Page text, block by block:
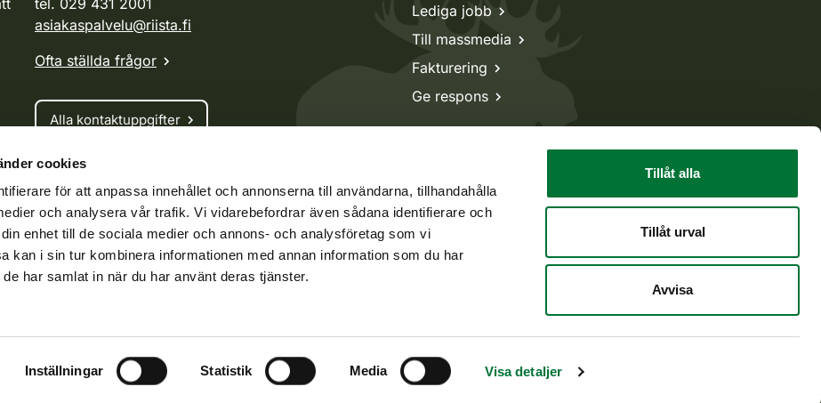
cookies
för att anpassa innehållet och annonserna till användarna, tillhandahålla
och analysera vår trafik. Vi vidarebefordrar även sådana identifierare och
enhet till de sociala medier och annons- och analysföretag som vi
kan i sin tur kombinera informationen med annan information som du har
har samlat in när du har använt deras tjänster.
Inställningar Statistik Media Visa detaljer
Tillåt alla
Tillåt urval
Avvisa
tel. 029 431 2001
asiakaspalvelu@riista.fi
Ofta ställda frågor
Alla kontaktuppgifter
Jaktkort
Oma riista -tjänsten
Ansökan om licenser och dispenser
Lediga jobb
Till massmedia
Fakturering
Ge respons
Handlingsoffentlighet